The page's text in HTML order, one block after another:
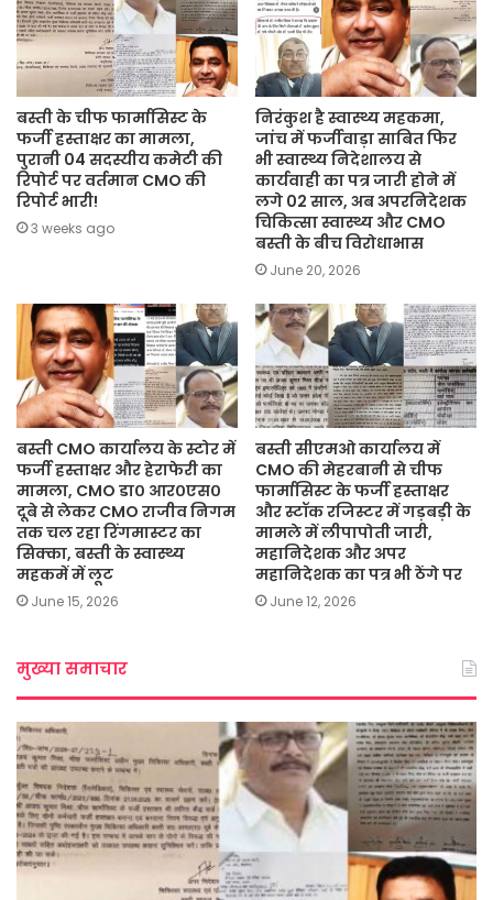
बस्ती के चीफ फार्मासिस्ट के
फर्जी हस्ताक्षर का मामला,
पुरानी 04 सदस्यीय कमेटी की
रिपोर्ट पर वर्तमान CMO की
रिपोर्ट भारी!
3 weeks ago
निरंकुश है स्वास्थ्य महकमा,
जांच में फर्जीवाड़ा साबित फिर
भी स्वास्थ्य निदेशालय से
कार्यवाही का पत्र जारी होने में
लगे 02 साल, अब अपरनिदेशक
चिकित्सा स्वास्थ्य और CMO
बस्ती के बीच विरोधाभास
June 20, 2026
बस्ती CMO कार्यालय के स्टोर में
फर्जी हस्ताक्षर और हेराफेरी का
मामला, CMO डा० आर०एस०
दूबे से लेकर CMO राजीव निगम
तक चल रहा रिंगमास्टर का
सिक्का, बस्ती के स्वास्थ्य
महकमें में लूट
June 15, 2026
बस्ती सीएमओ कार्यालय में
CMO की मेहरबानी से चीफ
फार्मासिस्ट के फर्जी हस्ताक्षर
और स्टॉक रजिस्टर में गड़बड़ी के
मामले में लीपापोती जारी,
महानिदेशक और अपर
महानिदेशक का पत्र भी ठेंगे पर
June 12, 2026
मुख्या समाचार